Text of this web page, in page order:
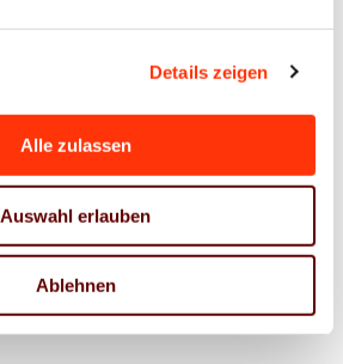
Details zeigen
Alle zulassen
Auswahl erlauben
Ablehnen